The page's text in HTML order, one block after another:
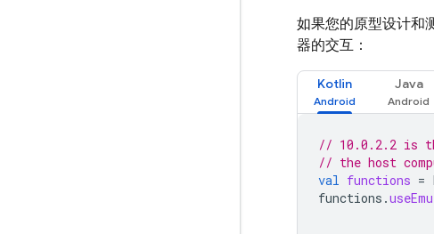
如果您的原型设计和
器的交互：
Kotlin Java
// 10.0.2.2 is
// the host
val functions =
functions .